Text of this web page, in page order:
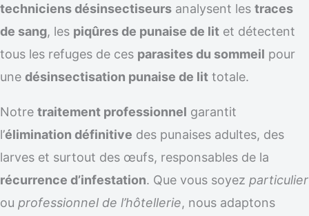
techniciens désinsectiseurs analysent les traces
de sang, les piqûres de punaise de lit et détectent
tous les refuges de ces parasites du sommeil pour
une désinsectisation punaise de lit totale.
Notre traitement professionnel garantit
l’élimination définitive des punaises adultes, des
larves et surtout des œufs, responsables de la
récurrence d’infestation. Que vous soyez particulier
ou professionnel de l’hôtellerie, nous adaptons